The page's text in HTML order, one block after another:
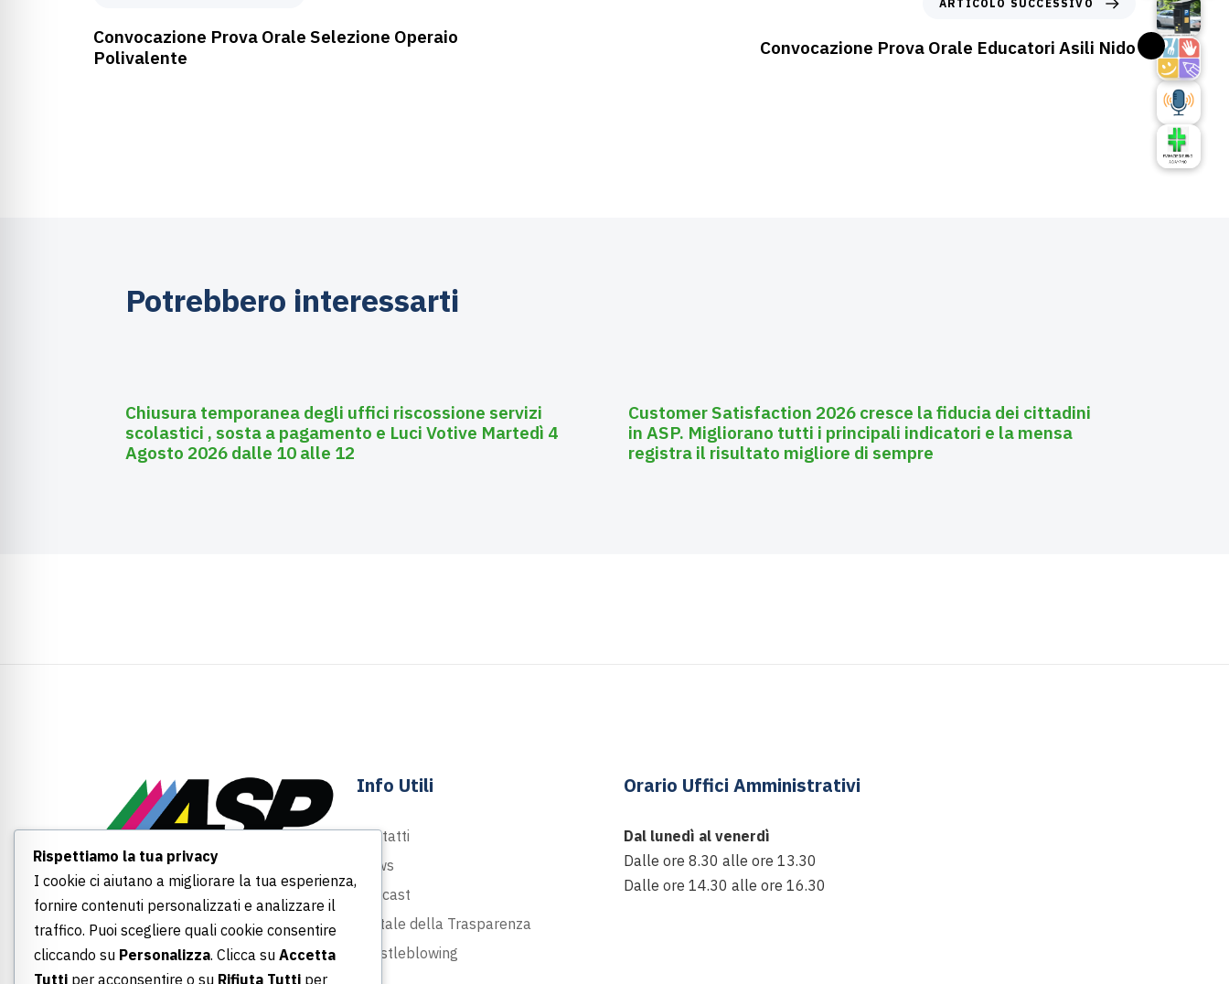
Convocazione Prova Orale Selezione Operaio
Polivalente
ARTICOLO SUCCESSIVO
Convocazione Prova Orale Educatori Asili Nido
Potrebbero interessarti
Chiusura temporanea degli uffici riscossione servizi
scolastici , sosta a pagamento e Luci Votive Martedì 4
Agosto 2026 dalle 10 alle 12
Customer Satisfaction 2026 cresce la fiducia dei cittadini
in ASP. Migliorano tutti i principali indicatori e la mensa
registra il risultato migliore di sempre
Largo Felice Armati, 1
00043 Ciampino (Roma)
06 790691
info@asp-spa.it
Info Utili
Contatti
News
Podcast
Portale della Trasparenza
Whistleblowing
Orario Uffici Amministrativi
Dal lunedì al venerdì
Dalle ore 8.30 alle ore 13.30
Dalle ore 14.30 alle ore 16.30
Rispettiamo la tua privacy
I cookie ci aiutano a migliorare la tua esperienza,
fornire contenuti personalizzati e analizzare il
traffico. Puoi scegliere quali cookie consentire
cliccando su Personalizza. Clicca su Accetta
Tutti per acconsentire o su Rifiuta Tutti per